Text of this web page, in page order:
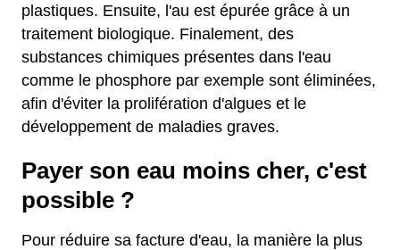
plastiques. Ensuite, l'au est épurée grâce à un
traitement biologique. Finalement, des
substances chimiques présentes dans l'eau
comme le phosphore par exemple sont éliminées,
afin d'éviter la prolifération d'algues et le
développement de maladies graves.
Payer son eau moins cher, c'est
possible ?
Pour réduire sa facture d'eau, la manière la plus